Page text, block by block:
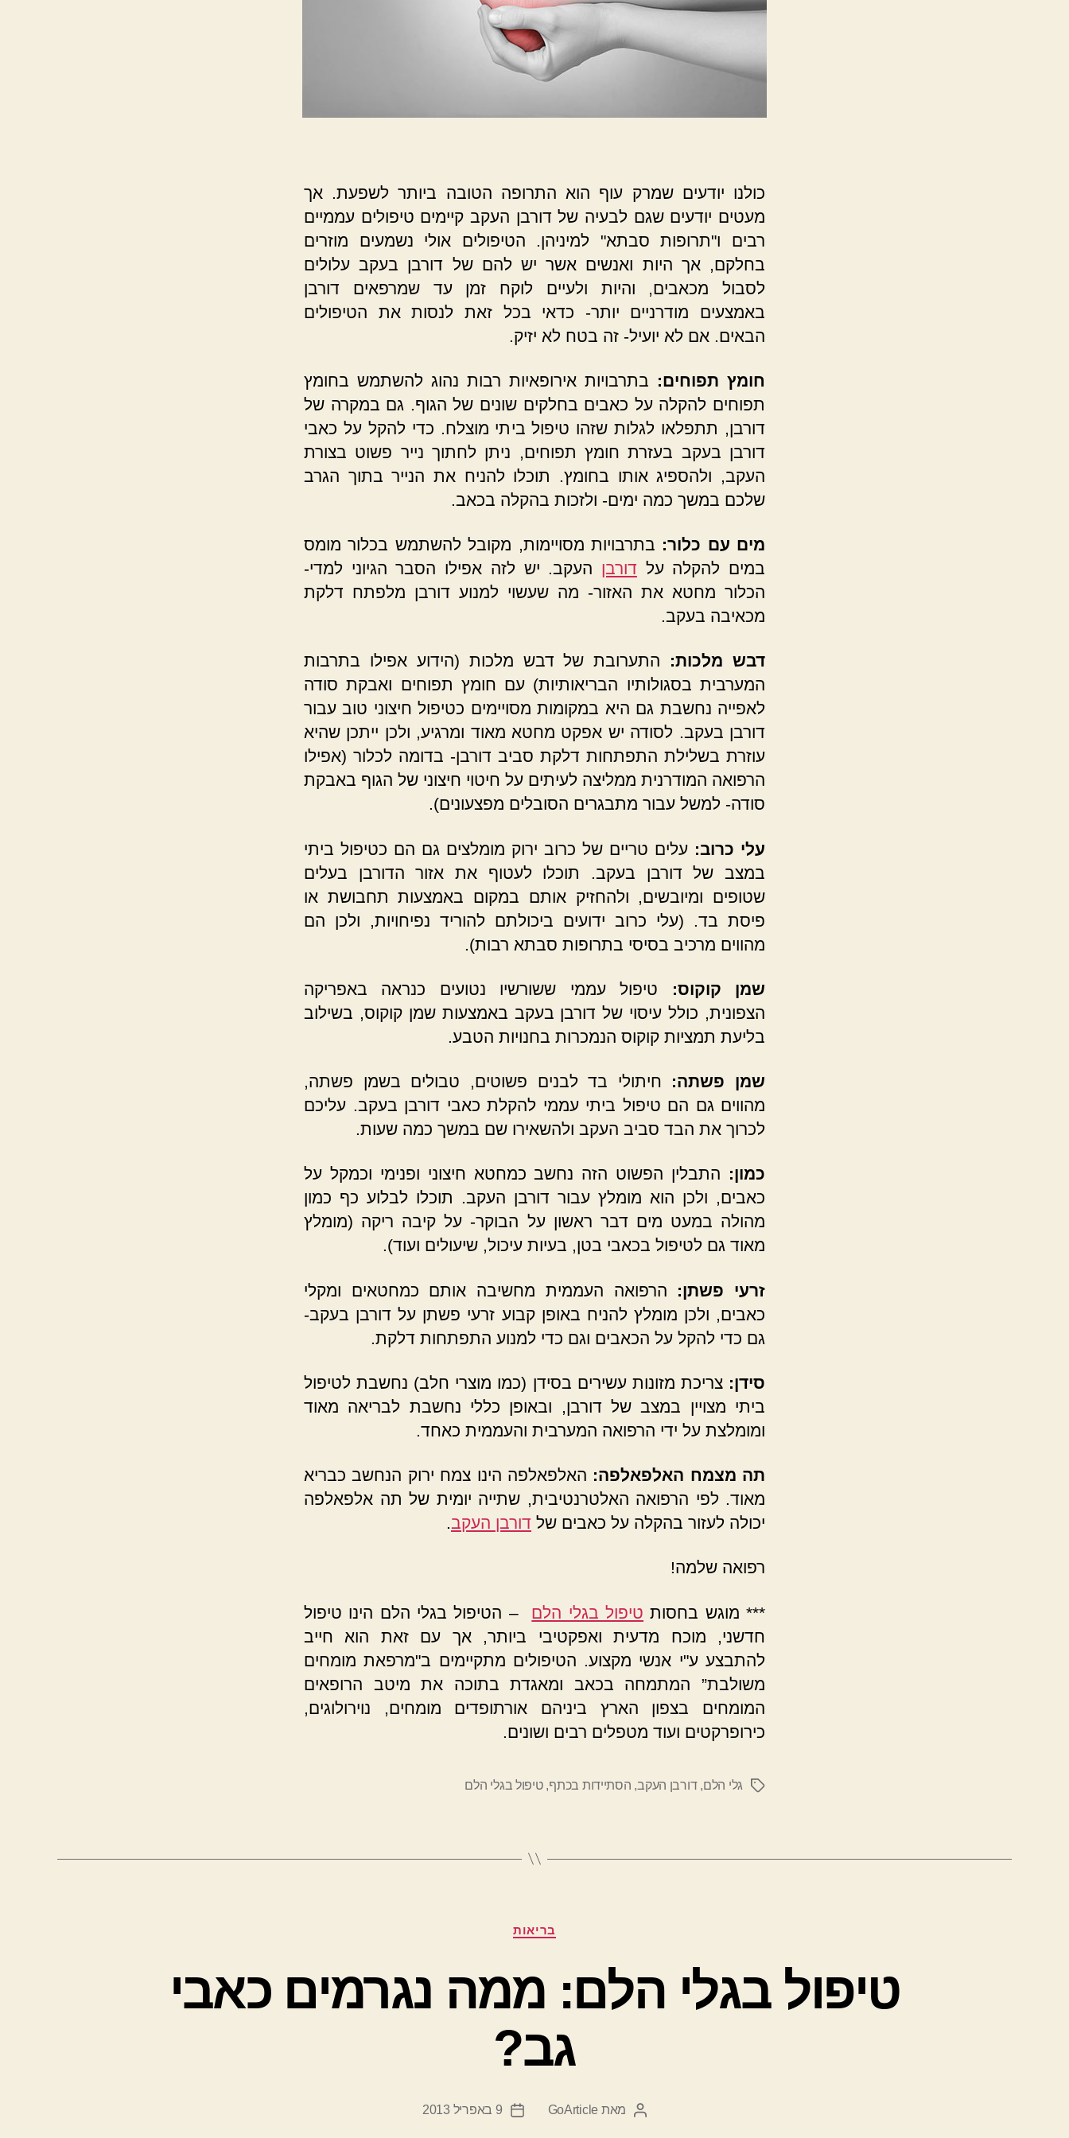
כולנו יודעים שמרק עוף הוא התרופה הטובה ביותר לשפעת. אך
מעטים יודעים שגם לבעיה של דורבן העקב קיימים טיפולים עממיים
רבים ו"תרופות סבתא" למיניהן. הטיפולים אולי נשמעים מוזרים
בחלקם, אך היות ואנשים אשר יש להם של דורבן בעקב עלולים
לסבול מכאבים, והיות ולעיים לוקח זמן עד שמרפאים דורבן
באמצעים מודרניים יותר- כדאי בכל זאת לנסות את הטיפולים
הבאים. אם לא יועיל- זה בטח לא יזיק.
חומץ תפוחים: בתרבויות אירופאיות רבות נהוג להשתמש בחומץ
תפוחים להקלה על כאבים בחלקים שונים של הגוף. גם במקרה של
דורבן, תתפלאו לגלות שזהו טיפול ביתי מוצלח. כדי להקל על כאבי
דורבן בעקב בעזרת חומץ תפוחים, ניתן לחתוך נייר פשוט בצורת
העקב, ולהספיג אותו בחומץ. תוכלו להניח את הנייר בתוך הגרב
שלכם במשך כמה ימים- ולזכות בהקלה בכאב.
מים עם כלור: בתרבויות מסויימות, מקובל להשתמש בכלור מומס
במים להקלה על דורבן העקב. יש לזה אפילו הסבר הגיוני למדי-
הכלור מחטא את האזור- מה שעשוי למנוע דורבן מלפתח דלקת
מכאיבה בעקב.
דבש מלכות: התערובת של דבש מלכות (הידוע אפילו בתרבות
המערבית בסגולותיו הבריאותיות) עם חומץ תפוחים ואבקת סודה
לאפייה נחשבת גם היא במקומות מסויימים כטיפול חיצוני טוב עבור
דורבן בעקב. לסודה יש אפקט מחטא מאוד ומרגיע, ולכן ייתכן שהיא
עוזרת בשלילת התפתחות דלקת סביב דורבן- בדומה לכלור (אפילו
הרפואה המודרנית ממליצה לעיתים על חיטוי חיצוני של הגוף באבקת
סודה- למשל עבור מתבגרים הסובלים מפצעונים).
עלי כרוב: עלים טריים של כרוב ירוק מומלצים גם הם כטיפול ביתי
במצב של דורבן בעקב. תוכלו לעטוף את אזור הדורבן בעלים
שטופים ומיובשים, ולהחזיק אותם במקום באמצעות תחבושת או
פיסת בד. (עלי כרוב ידועים ביכולתם להוריד נפיחויות, ולכן הם
מהווים מרכיב בסיסי בתרופות סבתא רבות).
שמן קוקוס:
טיפול עממי ששורשיו נטועים כנראה באפריקה
הצפונית, כולל עיסוי של דורבן בעקב באמצעות שמן קוקוס, בשילוב
בליעת תמציות קוקוס הנמכרות בחנויות הטבע.
שמן פשתה: חיתולי בד לבנים פשוטים, טבולים בשמן פשתה,
מהווים גם הם טיפול ביתי עממי להקלת כאבי דורבן בעקב. עליכם
לכרוך את הבד סביב העקב ולהשאירו שם במשך כמה שעות.
כמון: התבלין הפשוט הזה נחשב כמחטא חיצוני ופנימי וכמקל על
כאבים, ולכן הוא מומלץ עבור דורבן העקב. תוכלו לבלוע כף כמון
מהולה במעט מים דבר ראשון על הבוקר- על קיבה ריקה (מומלץ
מאוד גם לטיפול בכאבי בטן, בעיות עיכול, שיעולים ועוד).
זרעי פשתן: הרפואה העממית מחשיבה אותם כמחטאים ומקלי
כאבים, ולכן מומלץ להניח באופן קבוע זרעי פשתן על דורבן בעקב-
גם כדי להקל על הכאבים וגם כדי למנוע התפתחות דלקת.
סידן: צריכת מזונות עשירים בסידן (כמו מוצרי חלב) נחשבת לטיפול
ביתי מצויין במצב של דורבן, ובאופן כללי נחשבת לבריאה מאוד
ומומלצת על ידי הרפואה המערבית והעממית כאחד.
תה מצמח האלפאלפה: האלפאלפה הינו צמח ירוק הנחשב כבריא
מאוד. לפי הרפואה האלטרנטיבית, שתייה יומית של תה אלפאלפה
יכולה לעזור בהקלה על כאבים של דורבן העקב.
רפואה שלמה!
*** מוגש בחסות טיפול בגלי הלם – הטיפול בגלי הלם הינו טיפול
חדשני, מוכח מדעית ואפקטיבי ביותר, אך עם זאת הוא חייב
להתבצע ע"י אנשי מקצוע. הטיפולים מתקיימים ב"מרפאת מומחים
משולבת” המתמחה בכאב ומאגדת בתוכה את מיטב הרופאים
המומחים בצפון הארץ ביניהם אורתופדים מומחים, נוירולוגים,
כירופרקטים ועוד מטפלים רבים ושונים.
תגיותגלי הלם,דורבן העקב, הסתיידות בכתף,טיפול בגלי הלם
בריאות
טיפול בגלי הלם: ממה נגרמים כאבי
גב?
המחבר
מאת GoArticle
תאריך
9 באפריל 2013